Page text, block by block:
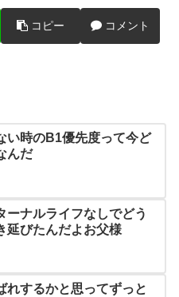
コピー コメント
い時のB1優先度って今ど
んだ
ーナルライフなしでどう
延びたんだよお父様
れするかと思ってずっと